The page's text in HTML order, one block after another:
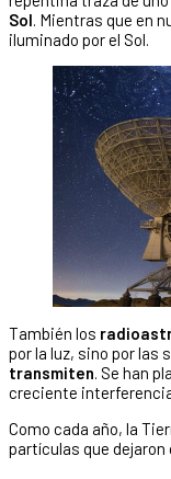
Sol . Mientras que en
iluminado por el Sol.
También los
por la luz, sino por las
transmiten. Se han
creciente
Como cada año, la
partículas que